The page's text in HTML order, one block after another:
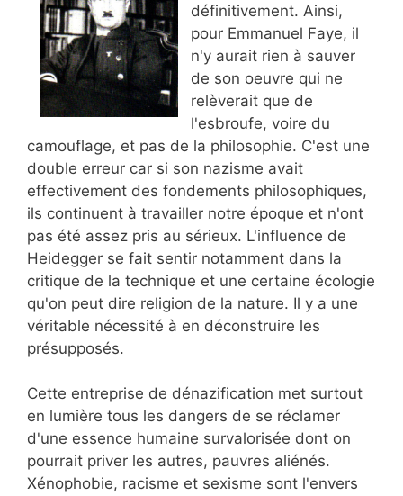
définitivement. Ainsi,
pour Emmanuel Faye, il
n'y aurait rien à sauver
de son oeuvre qui ne
relèverait que de
l'esbroufe, voire du
camouflage, et pas de la philosophie. C'est une
double erreur car si son nazisme avait
effectivement des fondements philosophiques,
ils continuent à travailler notre époque et n'ont
pas été assez pris au sérieux. L'influence de
Heidegger se fait sentir notamment dans la
critique de la technique et une certaine écologie
qu'on peut dire religion de la nature. Il y a une
véritable nécessité à en déconstruire les
présupposés.
Cette entreprise de dénazification met surtout
en lumière tous les dangers de se réclamer
d'une essence humaine survalorisée dont on
pourrait priver les autres, pauvres aliénés.
Xénophobie, racisme et sexisme sont l'envers